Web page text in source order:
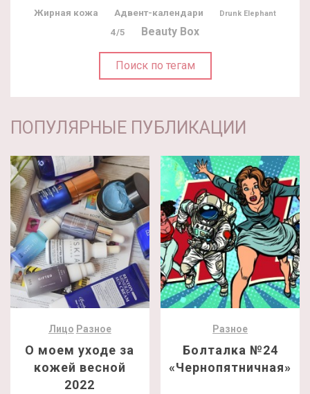
Жирная кожа Адвент-календари Drunk Elephant
4/5 Beauty Box
Поиск по тегам
ПОПУЛЯРНЫЕ ПУБЛИКАЦИИ
Лицо Разное
О моем уходе за
кожей весной
2022
Разное
Болталка №24
«Чернопятничная»